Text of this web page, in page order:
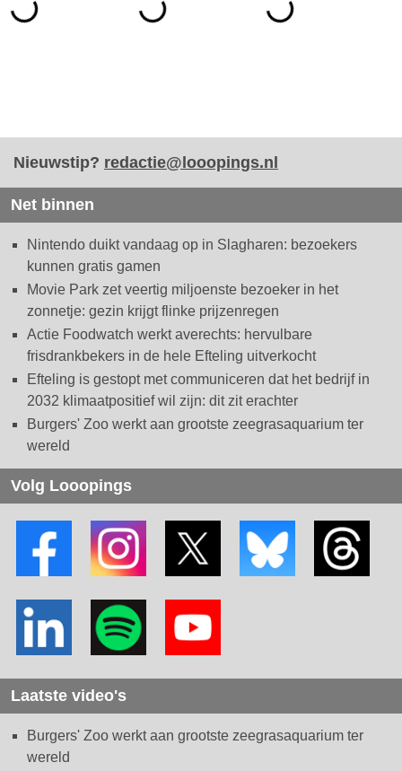
Nieuwstip? redactie@looopings.nl
Net binnen
Nintendo duikt vandaag op in Slagharen: bezoekers
kunnen gratis gamen
Movie Park zet veertig miljoenste bezoeker in het
zonnetje: gezin krijgt flinke prijzenregen
Actie Foodwatch werkt averechts: hervulbare
frisdrankbekers in de hele Efteling uitverkocht
Efteling is gestopt met communiceren dat het bedrijf in
2032 klimaatpositief wil zijn: dit zit erachter
Burgers' Zoo werkt aan grootste zeegrasaquarium ter
wereld
Volg Looopings
Laatste video's
Burgers' Zoo werkt aan grootste zeegrasaquarium ter
wereld